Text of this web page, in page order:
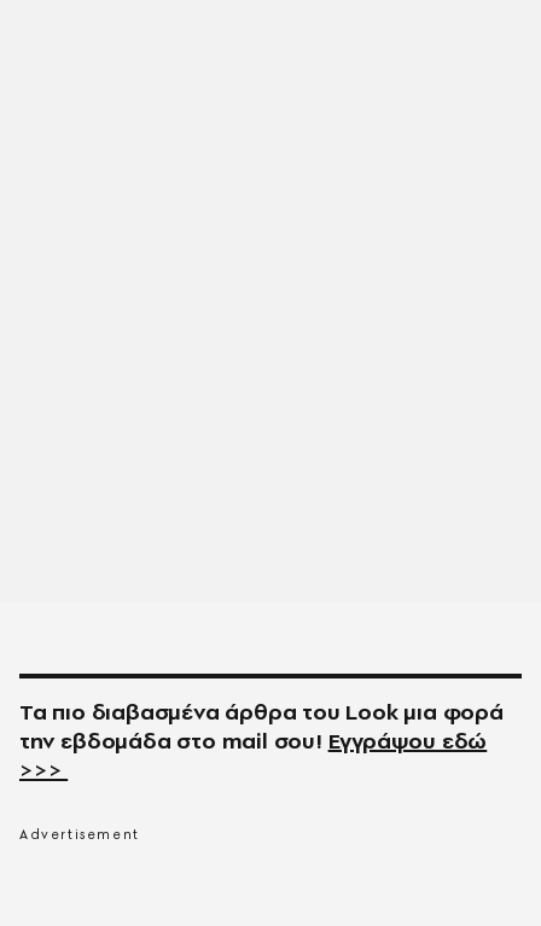
Τα πιο διαβασμένα άρθρα του Look μια φορά
την εβδομάδα στο mail σου! Εγγράψου εδώ
>>>